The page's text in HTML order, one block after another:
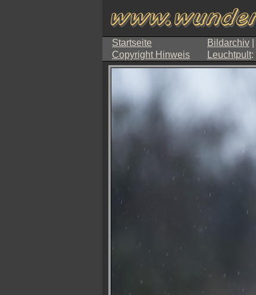
Startseite Bildarchiv
Copyright Hinweis Leuchtpult: